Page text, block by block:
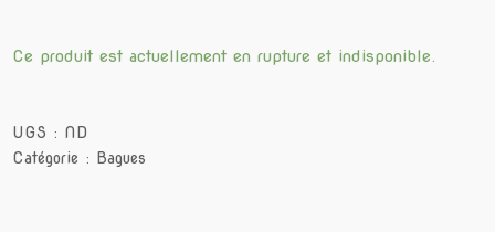
Ce produit est actuellement en rupture et indisponible.
UGS : ND
Catégorie : Bagues